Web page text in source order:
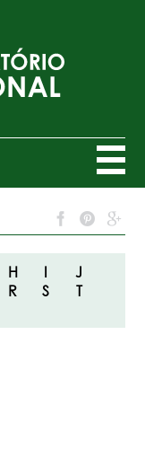
H I
J
R S
T